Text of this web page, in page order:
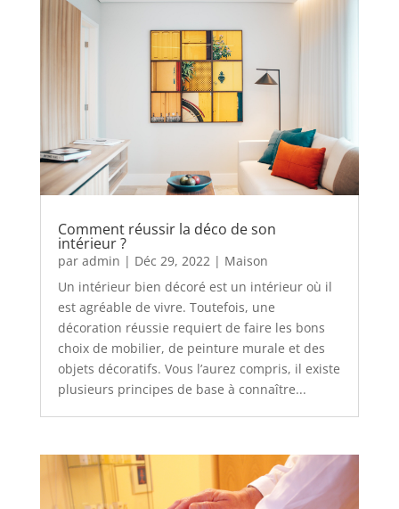
Comment réussir la déco de son
intérieur ?
par admin | Déc 29, 2022| Maison
Un intérieur bien décoré est un intérieur où il
est agréable de vivre. Toutefois, une
décoration réussie requiert de faire les bons
choix de mobilier, de peinture murale et des
objets décoratifs. Vous l’aurez compris, il existe
plusieurs principes de base à connaître...